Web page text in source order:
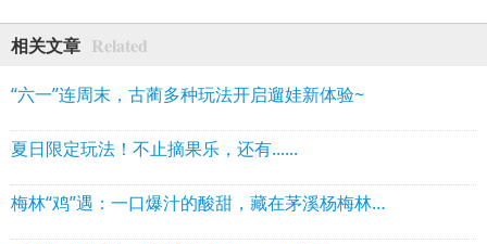
相关文章 Related
“六一”连周末，古蔺多种玩法开启遛娃新体验~
夏日限定玩法！不止摘果乐，还有......
梅林“鸡”遇：一口爆汁的酸甜，藏在茅溪杨梅林的跑山鸡里